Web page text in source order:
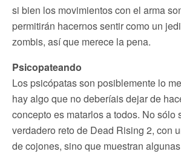
si bien los movimientos con el arma
permitirán hacernos sentir como un
zombis, así que merece la pena.
Psicopateando
Los psicópatas son posiblemente lo
hay algo que no deberíais dejar de
concepto es matarlos a todos. No sólo
verdadero reto de Dead Rising 2, con
de cojones, sino que muestran